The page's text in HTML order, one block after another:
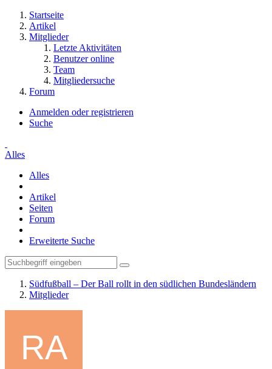
Startseite
Artikel
Mitglieder
Letzte Aktivitäten
Benutzer online
Team
Mitgliedersuche
Forum
Anmelden oder registrieren
Suche
Alles
Alles
Artikel
Seiten
Forum
Erweiterte Suche
Südfußball – Der Ball rollt in den südlichen Bundesländern
Mitglieder